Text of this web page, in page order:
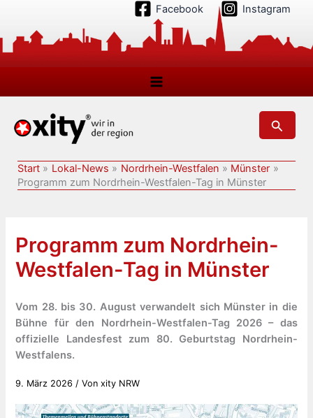
springen
Facebook Instagram
Suchen
Start Lokal-News Nordrhein-Westfalen
Münster
Programm zum Nordrhein-Westfalen-Tag in Münster
Programm zum Nordrhein-
Westfalen-Tag in Münster
Vom 28. bis 30. August verwandelt sich Münster in die
Bühne für den Nordrhein-Westfalen-Tag 2026 – das
offizielle Landesfest zum 80. Geburtstag Nordrhein-
Westfalens.
9. März 2026 / Vonxity NRW